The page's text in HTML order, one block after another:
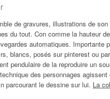
de gravures, illustrations de
du tout. Con comme la hauteur
automatiques.
blancs, posés sur pinterest ou
pendulaire de la reproduire un
des personnages
parcourant le dessine sur lui. La